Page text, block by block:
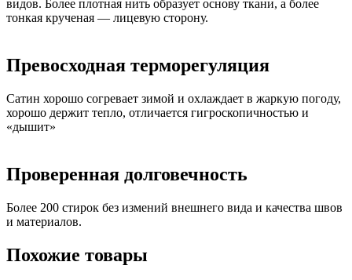
видов. Более плотная нить образует основу ткани, а более
тонкая крученая — лицевую сторону.
Превосходная терморегуляция
Сатин хорошо согревает зимой и охлаждает в жаркую погоду,
хорошо держит тепло, отличается гигроскопичностью и
«дышит»
Проверенная долговечность
Более 200 стирок без измений внешнего вида и качества швов
и материалов.
Похожие товары